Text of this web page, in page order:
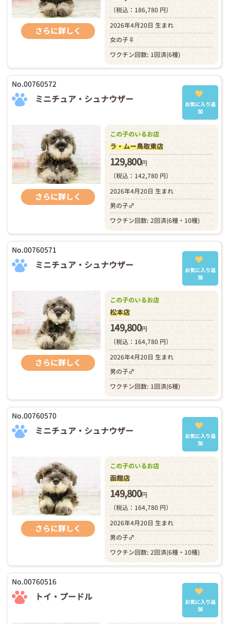
さらに詳しく
（税込：186,780 円）
2026年4月20日 生まれ
女の子♀
ワクチン回数: 1回済(6種)
No.00760572
ミニチュア・シュナウザー
お気に入り追
加
さらに詳しく
この子のいるお店
ラ・ムー鳥取東店
129,800円
（税込：142,780 円）
2026年4月20日 生まれ
男の子♂
ワクチン回数: 2回済(6種・10種)
No.00760571
ミニチュア・シュナウザー
お気に入り追
加
さらに詳しく
この子のいるお店
松本店
149,800円
（税込：164,780 円）
2026年4月20日 生まれ
男の子♂
ワクチン回数: 1回済(6種)
No.00760570
ミニチュア・シュナウザー
お気に入り追
加
さらに詳しく
この子のいるお店
函館店
149,800円
（税込：164,780 円）
2026年4月20日 生まれ
男の子♂
ワクチン回数: 2回済(6種・10種)
No.00760516
トイ・プードル
お気に入り追
加